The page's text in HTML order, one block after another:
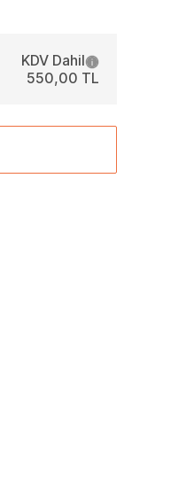
KDV Dahil
550,00 TL